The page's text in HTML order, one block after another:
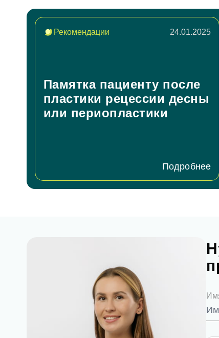
Рекомендации 24.01.2025
Памятка пациенту после
пластики рецессии десны
или периопластики
Подробнее
Имя